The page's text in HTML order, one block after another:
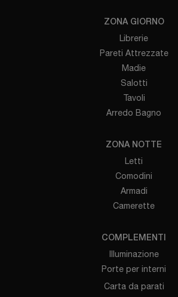
ZONA GIORNO
Librerie
Pareti Attrezzate
Madie
Salotti
Tavoli
Arredo Bagno
ZONA NOTTE
Letti
Comodini
Armadi
Camerette
COMPLEMENTI
Illuminazione
Porte per interni
Carta da parati